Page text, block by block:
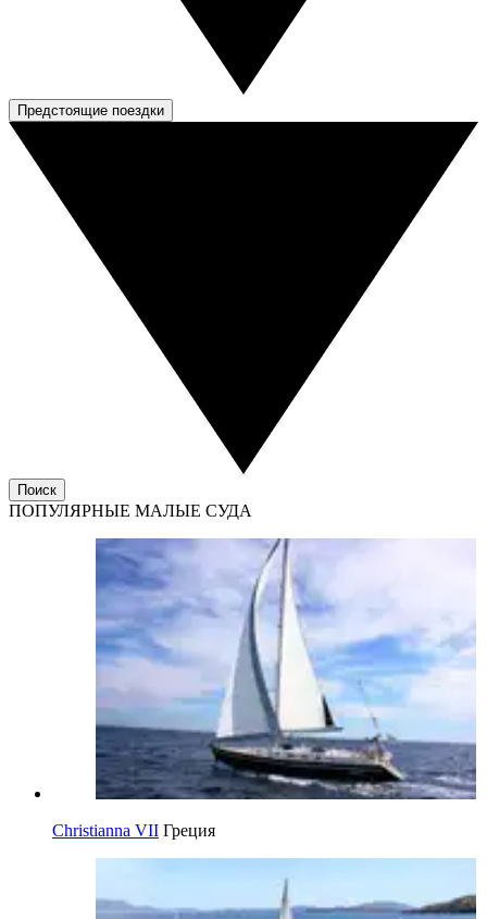
Предстоящие поездки
Поиск
ПОПУЛЯРНЫЕ МАЛЫЕ СУДА
Christianna VII Греция